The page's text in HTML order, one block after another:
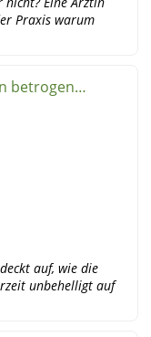
Praxis warum
betrogen
auf, wie die
unbehelligt auf